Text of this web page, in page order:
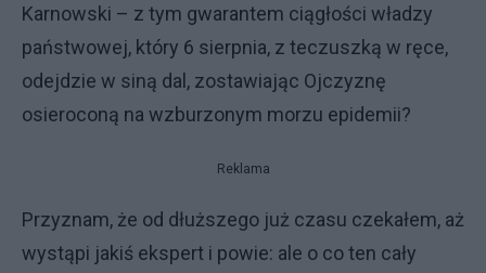
Karnowski – z tym gwarantem ciągłości władzy
państwowej, który 6 sierpnia, z teczuszką w ręce,
odejdzie w siną dal, zostawiając Ojczyznę
osieroconą na wzburzonym morzu epidemii?
Reklama
Przyznam, że od dłuższego już czasu czekałem, aż
wystąpi jakiś ekspert i powie: ale o co ten cały